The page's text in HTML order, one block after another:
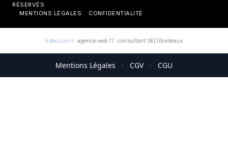
RÉSERVÉS
MENTIONS LÉGALES
CONFIDENTIALITÉ
A decouvrir : agence web 77 ·consultant SEO Bordeaux
Mentions Légales · CGV · CGU